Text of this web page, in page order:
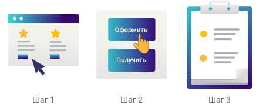
Шаг 1
Шаг 2
Шаг 3